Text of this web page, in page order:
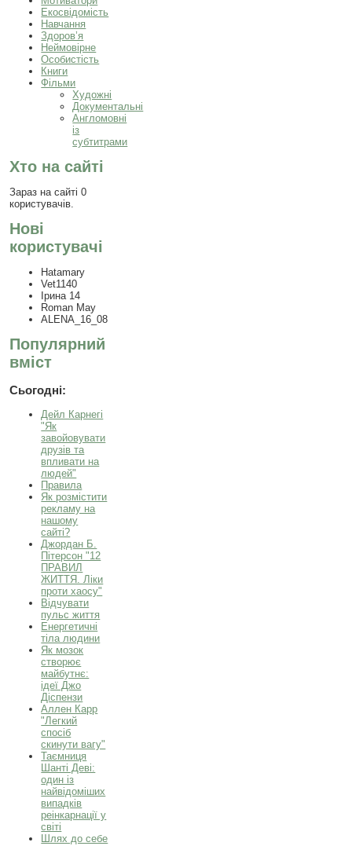
Екосвідомість
Навчання
Здоров’я
Неймовірне
Особистість
Книги
Фільми
Художні
Документальні
Англомовні
із
субтитрами
Хто на сайті
Зараз на сайті 0
користувачів.
Нові
користувачі
Hatamary
Vet1140
Ірина 14
Roman May
ALENA_16_08
Популярний
вміст
Сьогодні:
Дейл Карнегі
"Як
завойовувати
друзів та
впливати на
людей"
Правила
Як розмістити
рекламу на
нашому
сайті?
Джордан Б.
Пітерсон "12
ПРАВИЛ
ЖИТТЯ. Ліки
проти хаосу"
Відчувати
пульс життя
Енергетичні
тіла людини
Як мозок
створює
майбутнє:
ідеї Джо
Діспензи
Аллен Карр
"Легкий
спосiб
скинути вагу"
Таємниця
Шанті Деві:
один із
найвідоміших
випадків
реінкарнації у
світі
Шлях до себе